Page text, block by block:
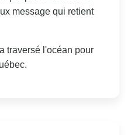
message qui retient
traversé l'océan pour